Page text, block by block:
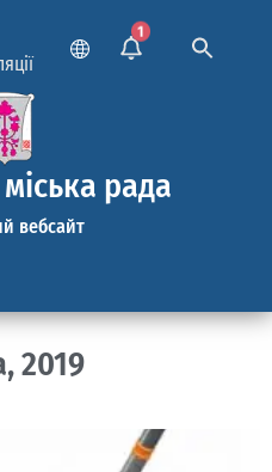
1
рада
вебсайт
2019